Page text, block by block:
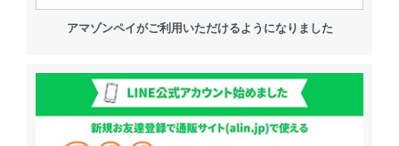
アマゾンペイがご利用いただけるようになりました